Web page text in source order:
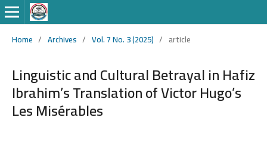
Home / Archives / Vol. 7 No. 3 (2025) / article
Linguistic and Cultural Betrayal in Hafiz
Ibrahim’s Translation of Victor Hugo’s
Les Misérables